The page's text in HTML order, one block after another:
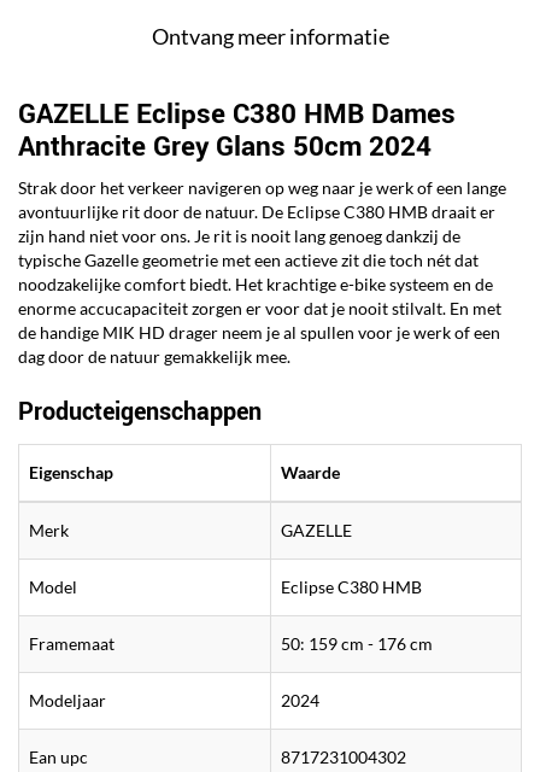
Ontvang meer informatie
GAZELLE Eclipse C380 HMB Dames
Anthracite Grey Glans 50cm 2024
Strak door het verkeer navigeren op weg naar je werk of een lange
avontuurlijke rit door de natuur. De Eclipse C380 HMB draait er
zijn hand niet voor ons. Je rit is nooit lang genoeg dankzij de
typische Gazelle geometrie met een actieve zit die toch nét dat
noodzakelijke comfort biedt. Het krachtige e-bike systeem en de
enorme accucapaciteit zorgen er voor dat je nooit stilvalt. En met
de handige MIK HD drager neem je al spullen voor je werk of een
dag door de natuur gemakkelijk mee.
Producteigenschappen
Eigenschap Waarde
Merk GAZELLE
Model Eclipse C380 HMB
Framemaat 50: 159 cm - 176 cm
Modeljaar 2024
Ean upc 8717231004302